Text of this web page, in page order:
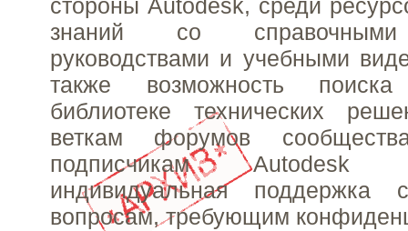
стороны Autodesk, среди
знаний со справочными
руководствами и учебными
также возможность
библиотеке технических
веткам форумов
подписчикам Autodesk
индивидуальная поддержка
вопросам, требующим